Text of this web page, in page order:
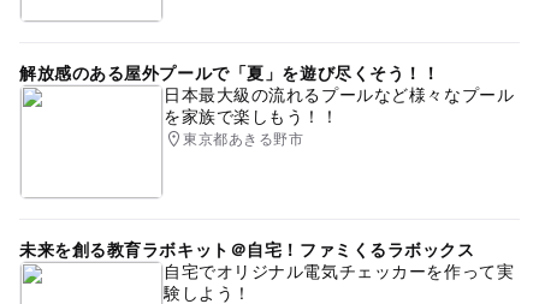
解放感のある屋外プールで「夏」を遊び尽くそう！！
日本最大級の流れるプールなど様々なプール
を家族で楽しもう！！
東京都あきる野市
未来を創る教育ラボキット＠自宅！ファミくるラボックス
自宅でオリジナル電気チェッカーを作って実
験しよう！